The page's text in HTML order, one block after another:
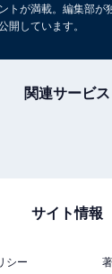
トが満載。編集部が
開しています。
関連サービス
サイト情報
シー